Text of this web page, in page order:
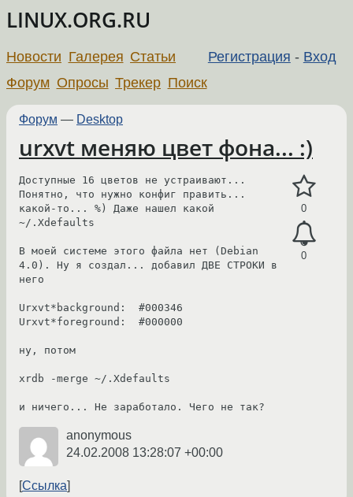
LINUX.ORG.RU
Регистрация - Вход
Новости Галерея Статьи
Форум Опросы Трекер Поиск
Форум — Desktop
urxvt меняю цвет фона... :)
0
0
Доступные 16 цветов не устраивают...
Понятно, что нужно конфиг править...
какой-то... %) Даже нашел какой
~/.Xdefaults
В моей системе этого файла нет (Debian
4.0). Ну я создал... добавил ДВЕ СТРОКИ в
него
Urxvt*background:  #000346
Urxvt*foreground:  #000000
ну, потом
xrdb -merge ~/.Xdefaults
и ничего... Не заработало. Чего не так?
anonymous
24.02.2008 13:28:07 +00:00
Ссылка